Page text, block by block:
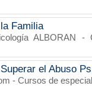
Familia
ALBORAN -
el Abuso
- Cursos de